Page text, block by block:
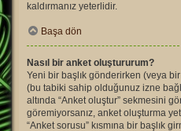
kaldırmanız yeterlidir.
Başa dön
Nasıl bir anket oluştururum?
Yeni bir başlık gönderirken (veya bir
(bu tabiki sahip olduğunuz izne
altında “Anket oluştur” sekmesini
göremiyorsanız, anket oluşturma
“Anket sorusu” kısmına bir başlık